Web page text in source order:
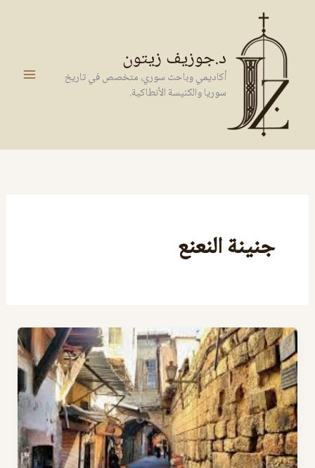
المحتوى
د.جوزيف زيتون
أكاديمي وباحث سوري، متخصص في تاريخ
سوريا والكنيسة الأنطاكية.
جنينة النعنع